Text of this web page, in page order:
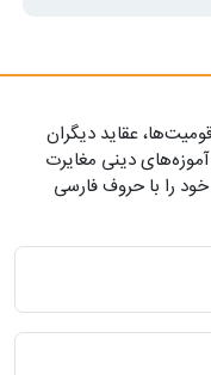
عقاید دیگران
دینی مغایرت
را با حروف فارسی